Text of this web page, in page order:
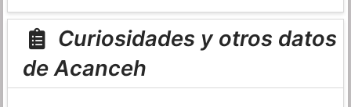
Curiosidades y otros datos
de Acanceh